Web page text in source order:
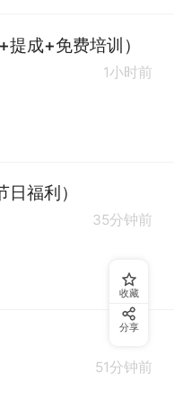
成+免费培训）
1小时前
福利）
35分钟前
51分钟前
收藏
分享